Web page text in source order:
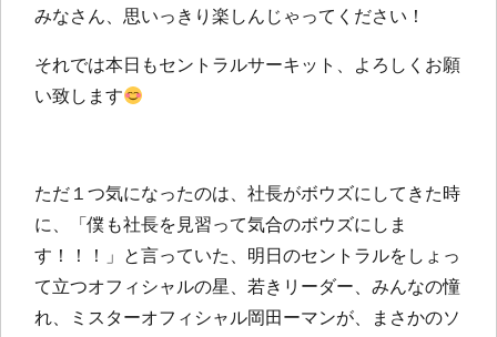
みなさん、思いっきり楽しんじゃってください！
それでは本日もセントラルサーキット、よろしくお願
い致します
ただ１つ気になったのは、社長がボウズにしてきた時
に、「僕も社長を見習って気合のボウズにしま
す！！！」と言っていた、明日のセントラルをしょっ
て立つオフィシャルの星、若きリーダー、みんなの憧
れ、ミスターオフィシャル岡田ーマンが、まさかのソ